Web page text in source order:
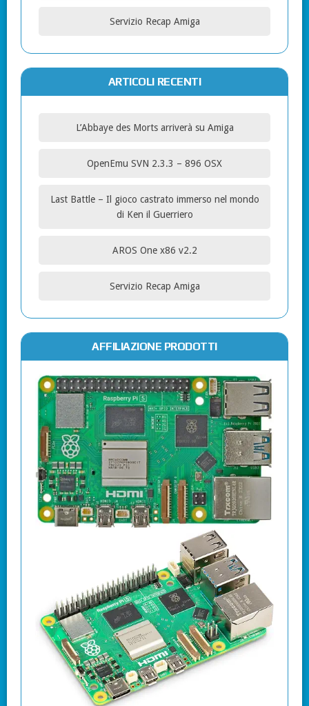
Servizio Recap Amiga
ARTICOLI RECENTI
L’Abbaye des Morts arriverà su Amiga
OpenEmu SVN 2.3.3 – 896 OSX
Last Battle – Il gioco castrato immerso nel mondo
di Ken il Guerriero
AROS One x86 v2.2
Servizio Recap Amiga
AFFILIAZIONE PRODOTTI